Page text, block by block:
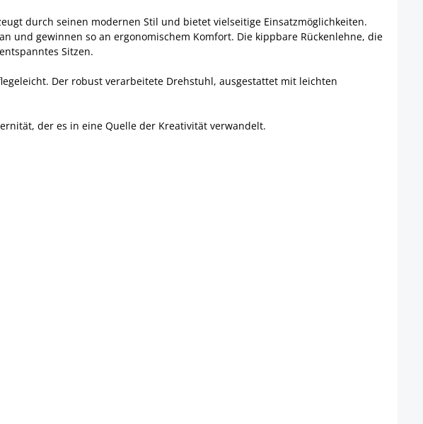
durch seinen modernen Stil und bietet vielseitige Einsatzmöglichkeiten.
und gewinnen so an ergonomischem Komfort. Die kippbare Rückenlehne, die
Sitzen.
Der robust verarbeitete Drehstuhl, ausgestattet mit leichten
der es in eine Quelle der Kreativität verwandelt.